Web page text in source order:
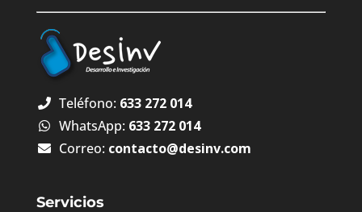
Teléfono: 633 272 014
WhatsApp: 633 272 014
Correo: contacto@desinv.com
Servicios